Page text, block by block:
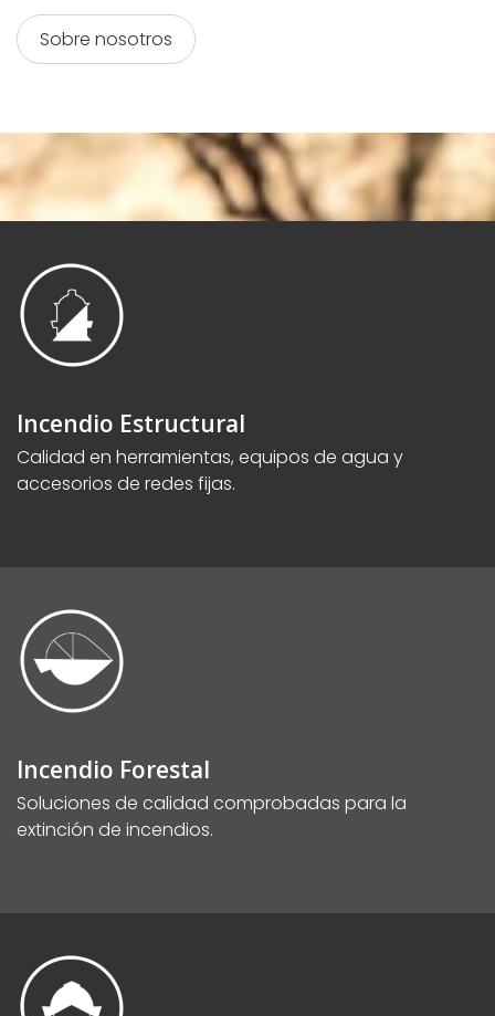
Sobre nosotros
Incendio Estructural
Calidad en herramientas, equipos de agua y
accesorios de redes fijas.
Incendio Forestal
Soluciones de calidad comprobadas para la
extinción de incendios.